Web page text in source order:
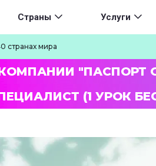
Страны Услуги
странах мира
"ПАСПОРТ
(1 УРОК